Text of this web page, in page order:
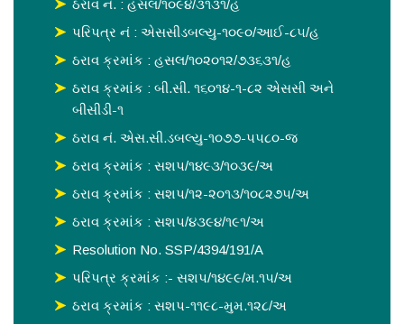
ઠરાવ નં. : હસલ/૧૦૯૪/૩૧૩૧/હ
પરિપત્ર નં : એસસીડબલ્યુ-૧૦૯૦/આઈ-૮૫/હ
ઠરાવ ક્રમાંક : હસલ/૧૦૨૦૧૨/૭૩૬૩૧/હ
ઠરાવ ક્રમાંક : બી.સી. ૧૬૦૧૪-૧-૮૨ એસસી અને
બીસીડી-૧
ઠરાવ નં. એસ.સી.ડબલ્યુ-૧૦૭૭-૫૫૮૦-જ
ઠરાવ ક્રમાંક : સશપ/૧૪૯૩/૧૦૩૯/અ
ઠરાવ ક્રમાંક : સશપ/૧૨-૨૦૧૩/૧૦૮૨૭૫/અ
ઠરાવ ક્રમાંક : સશપ/૪૩૯૪/૧૯૧/અ
Resolution No. SSP/4394/191/A
પરિપત્ર ક્રમાંક :- સશપ/૧૪૯૯/મ.૧૫/અ
ઠરાવ ક્રમાંક : સશપ-૧૧૯૮-મુમ.૧૨૮/અ